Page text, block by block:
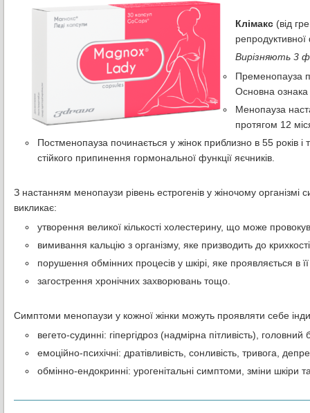
Клімакс (від
Вирізняють 3
Пременопауза
Основна ознака
Менопауза
протягом 12
Постменопауза починається у жінок приблизно в 55 років
стійкого припинення гормональної функції яєчників.
З настанням менопаузи рівень естрогенів у жіночому
викликає:
утворення великої кількості холестерину, що може
вимивання кальцію з організму, яке призводить до
порушення обмінних процесів у шкірі, яке проявляється в
загострення хронічних захворювань тощо.
Симптоми менопаузи у кожної жінки можуть проявляти себе
вегето-судинні: гіпергідроз (надмірна пітливість),
емоційно-психічні: дратівливість, сонливість, тривога,
обмінно-ендокринні: урогенітальні симптоми, зміни шкіри